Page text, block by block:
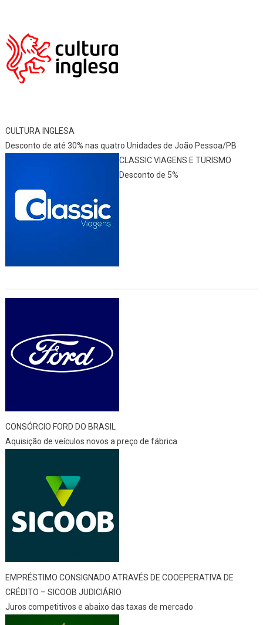
CULTURA INGLESA
Desconto de até 30% nas quatro Unidades de João Pessoa/PB
CLASSIC VIAGENS E TURISMO
Desconto de 5%
CONSÓRCIO FORD DO BRASIL
Aquisição de veículos novos a preço de fábrica
EMPRÉSTIMO CONSIGNADO ATRAVÉS DE COOEPERATIVA DE
CRÉDITO – SICOOB JUDICIÁRIO
Juros competitivos e abaixo das taxas de mercado